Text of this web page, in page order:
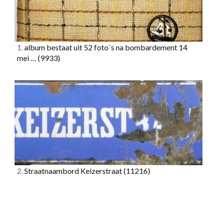
1.album bestaat uit 52 foto´s na bombardement 14
mei … (9933)
2.Straatnaambord Keizerstraat(11216)